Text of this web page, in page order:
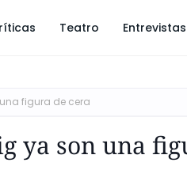
Teatro Entrevistas
figura de cera
ya son una